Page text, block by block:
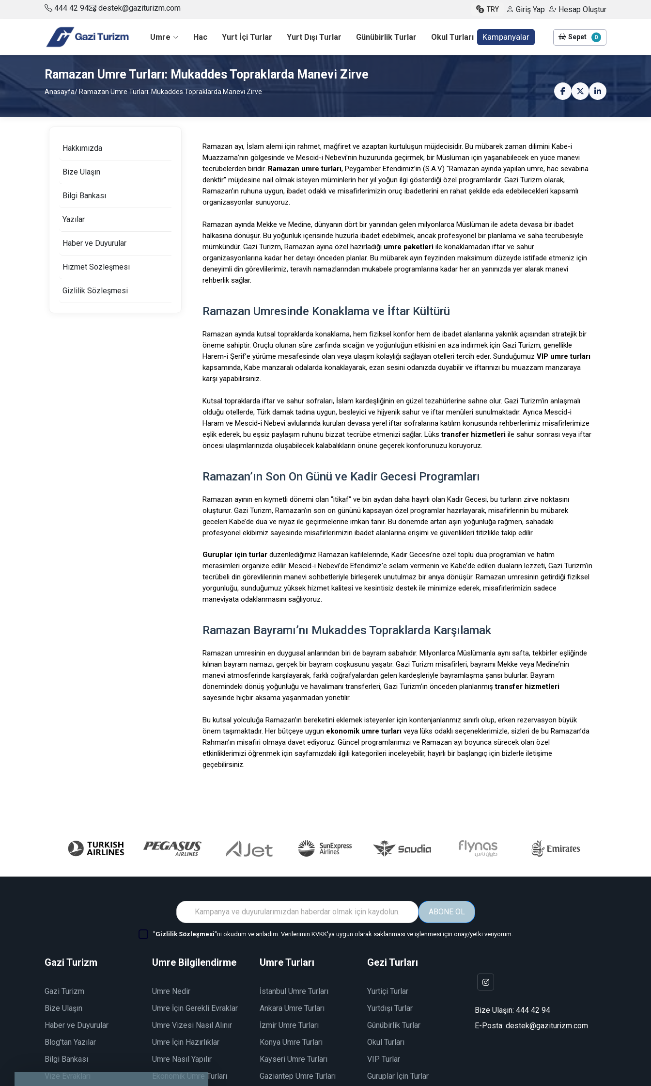
444 42 94 destek@gaziturizm.com TRY Giriş Yap Hesap Oluştur
Umre Hac Yurt İçi Turlar Yurt Dışı Turlar Günübirlik Turlar Okul Turları Kampanyalar Sepet 0
Ramazan Umre Turları: Mukaddes Topraklarda Manevi Zirve
Anasayfa/ Ramazan Umre Turları: Mukaddes Topraklarda Manevi Zirve
Ramazan ayı, İslam alemi için rahmet, mağfiret ve azaptan kurtuluşun müjdecisidir. Bu mübarek zaman dilimini Kabe-i
Muazzama’nın gölgesinde ve Mescid-i Nebevi’nin huzurunda geçirmek, bir Müslüman için yaşanabilecek en yüce manevi
tecrübelerden biridir. Ramazan umre turları, Peygamber Efendimiz’in (S.A.V) "Ramazan ayında yapılan umre, hac sevabına
denktir" müjdesine nail olmak isteyen müminlerin her yıl yoğun ilgi gösterdiği özel programlardır. Gazi Turizm olarak,
Ramazan’ın ruhuna uygun, ibadet odaklı ve misafirlerimizin oruç ibadetlerini en rahat şekilde eda edebilecekleri kapsamlı
organizasyonlar sunuyoruz.
Ramazan ayında Mekke ve Medine, dünyanın dört bir yanından gelen milyonlarca Müslüman ile adeta devasa bir ibadet
halkasına dönüşür. Bu yoğunluk içerisinde huzurla ibadet edebilmek, ancak profesyonel bir planlama ve saha tecrübesiyle
mümkündür. Gazi Turizm, Ramazan ayına özel hazırladığı umre paketleriile konaklamadan iftar ve sahur
organizasyonlarına kadar her detayı önceden planlar. Bu mübarek ayın feyzinden maksimum düzeyde istifade etmeniz için
deneyimli din görevlilerimiz, teravih namazlarından mukabele programlarına kadar her an yanınızda yer alarak manevi
rehberlik sağlar.
Ramazan Umresinde Konaklama ve İftar Kültürü
Ramazan ayında kutsal topraklarda konaklama, hem fiziksel konfor hem de ibadet alanlarına yakınlık açısından stratejik bir
öneme sahiptir. Oruçlu olunan süre zarfında sıcağın ve yoğunluğun etkisini en aza indirmek için Gazi Turizm, genellikle
Harem-i Şerif’e yürüme mesafesinde olan veya ulaşım kolaylığı sağlayan otelleri tercih eder. Sunduğumuz VIP umre turları
kapsamında, Kabe manzaralı odalarda konaklayarak, ezan sesini odanızda duyabilir ve iftarınızı bu muazzam manzaraya
karşı yapabilirsiniz.
Kutsal topraklarda iftar ve sahur sofraları, İslam kardeşliğinin en güzel tezahürlerine sahne olur. Gazi Turizm'in anlaşmalı
olduğu otellerde, Türk damak tadına uygun, besleyici ve hijyenik sahur ve iftar menüleri sunulmaktadır. Ayrıca Mescid-i
Haram ve Mescid-i Nebevi avlularında kurulan devasa yerel iftar sofralarına katılım konusunda rehberlerimiz misafirlerimize
eşlik ederek, bu eşsiz paylaşım ruhunu bizzat tecrübe etmenizi sağlar. Lükstransfer hizmetleriile sahur sonrası veya iftar
öncesi ulaşımlarınızda oluşabilecek kalabalıkların önüne geçerek konforunuzu koruyoruz.
Ramazan’ın Son On Günü ve Kadir Gecesi Programları
Ramazan ayının en kıymetli dönemi olan "itikaf" ve bin aydan daha hayırlı olan Kadir Gecesi, bu turların zirve noktasını
oluşturur. Gazi Turizm, Ramazan’ın son on gününü kapsayan özel programlar hazırlayarak, misafirlerinin bu mübarek
geceleri Kabe’de dua ve niyaz ile geçirmelerine imkan tanır. Bu dönemde artan aşırı yoğunluğa rağmen, sahadaki
profesyonel ekibimiz sayesinde misafirlerimizin ibadet alanlarına erişimi ve güvenlikleri titizlikle takip edilir.
Guruplar için turlardüzenlediğimiz Ramazan kafilelerinde, Kadir Gecesi’ne özel toplu dua programları ve hatim
merasimleri organize edilir. Mescid-i Nebevi’de Efendimiz’e selam vermenin ve Kabe’de edilen duaların lezzeti, Gazi Turizm’in
tecrübeli din görevlilerinin manevi sohbetleriyle birleşerek unutulmaz bir anıya dönüşür. Ramazan umresinin getirdiği fiziksel
yorgunluğu, sunduğumuz yüksek hizmet kalitesi ve kesintisiz destek ile minimize ederek, misafirlerimizin sadece
maneviyata odaklanmasını sağlıyoruz.
Ramazan Bayramı’nı Mukaddes Topraklarda Karşılamak
Ramazan umresinin en duygusal anlarından biri de bayram sabahıdır. Milyonlarca Müslümanla aynı safta, tekbirler eşliğinde
kılınan bayram namazı, gerçek bir bayram coşkusunu yaşatır. Gazi Turizm misafirleri, bayramı Mekke veya Medine’nin
manevi atmosferinde karşılayarak, farklı coğrafyalardan gelen kardeşleriyle bayramlaşma şansı bulurlar. Bayram
dönemindeki dönüş yoğunluğu ve havalimanı transferleri, Gazi Turizm’in önceden planlanmıştransfer hizmetleri
sayesinde hiçbir aksama yaşanmadan yönetilir.
Bu kutsal yolculuğa Ramazan’ın bereketini eklemek isteyenler için kontenjanlarımız sınırlı olup, erken rezervasyon büyük
önem taşımaktadır. Her bütçeye uygun ekonomik umre turlarıveya lüks odaklı seçeneklerimizle, sizleri de bu Ramazan’da
Rahman’ın misafiri olmaya davet ediyoruz. Güncel programlarımızı ve Ramazan ayı boyunca sürecek olan özel
etkinliklerimizi öğrenmek için sayfamızdaki ilgili kategorileri inceleyebilir, hayırlı bir başlangıç için bizlerle iletişime
geçebilirsiniz.
Hakkımızda
Bize Ulaşın
Bilgi Bankası
Yazılar
Haber ve Duyurular
Hizmet Sözleşmesi
Gizlilik Sözleşmesi
ABONE OL
"Gizlilik Sözleşmesi"ni okudum ve anladım. Verilerimin KVKK'ya uygun olarak saklanması ve işlenmesi için onay/yetki veriyorum.
Gazi Turizm
Gazi Turizm
Bize Ulaşın
Haber ve Duyurular
Blog'tan Yazılar
Bilgi Bankası
Vize Evrakları
Umre Bilgilendirme
Umre Nedir
Umre İçin Gerekli Evraklar
Umre Vizesi Nasıl Alınır
Umre İçin Hazırlıklar
Umre Nasıl Yapılır
Ekonomik Umre Turları
Umre Turları
İstanbul Umre Turları
Ankara Umre Turları
İzmir Umre Turları
Konya Umre Turları
Kayseri Umre Turları
Gaziantep Umre Turları
Gezi Turları
Yurtiçi Turlar
Yurtdışı Turlar
Günübirlik Turlar
Okul Turları
VIP Turlar
Guruplar İçin Turlar
Bize Ulaşın: 444 42 94
E-Posta: destek@gaziturizm.com